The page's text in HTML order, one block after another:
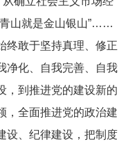
山就是金山银山”……
终敢于坚持真理、修正
净化、自我完善、自我
，到推进党的建设新的
，全面推进党的政治建
设、纪律建设，把制度